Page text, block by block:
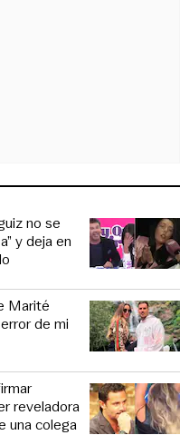
no se
y deja en
Marité
de mi
reveladora
una colega